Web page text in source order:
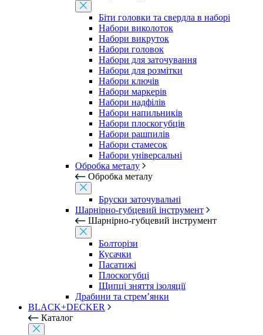
Біти головки та свердла в наборі
Набори виколоток
Набори викруток
Набори головок
Набори для заточування
Набори для розмітки
Набори ключів
Набори маркерів
Набори надфілів
Набори напильників
Набори плоскогубців
Набори рашпилів
Набори стамесок
Набори універсальні
Обробка металу
Обробка металу
Бруски заточувальні
Шарнірно-губцевий інструмент
Шарнірно-губцевий інструмент
Болторізи
Кусачки
Пасатижі
Плоскогубці
Щипці зняття ізоляції
Драбини та стрем’янки
BLACK+DECKER
Каталог